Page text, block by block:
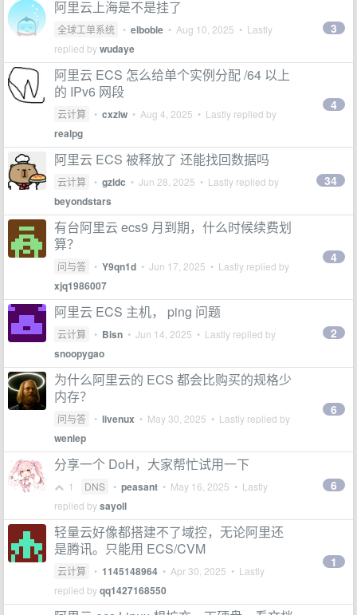
阿里云上海是不是挂了
全球工单系统 • elboble • Aug 10, 2025 • Lastly
replied bywudaye
3
阿里云 ECS 怎么给单个实例分配 /64 以上
的 IPv6 网段
云计算 • cxzlw • Aug 4, 2025 • Lastly replied by
realpg
4
阿里云 ECS 被释放了 还能找回数据吗
云计算 • gzldc • Jun 28, 2025 • Lastly replied by
beyondstars
34
有台阿里云 ecs9 月到期，什么时候续费划
算？
问与答 • Y9qn1d • Jun 17, 2025 • Lastly replied by
xjq1986007
4
阿里云 ECS 主机， ping 问题
云计算 • Bisn • Jun 14, 2025 • Lastly replied by
snoopygao
2
为什么阿里云的 ECS 都会比购买的规格少
内存？
问与答 • livenux • May 30, 2025 • Lastly replied by
wenlep
6
分享一个 DoH，大家帮忙试用一下
1 DNS • peasant • May 16, 2025 • Lastly
replied bysayoll
6
轻量云好像都搭建不了域控，无论阿里还
是腾讯。只能用 ECS/CVM
云计算 • 1145148964 • Apr 30, 2025 • Lastly
replied byqq1427168550
1